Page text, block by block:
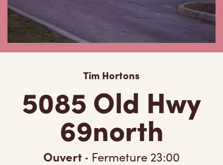
Tim Hortons
5085 Old Hwy
69north
Ouvert · Fermeture 23:00